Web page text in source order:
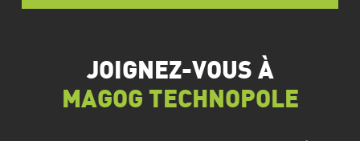
JOIGNEZ-VOUS À
MAGOG TECHNOPOLE